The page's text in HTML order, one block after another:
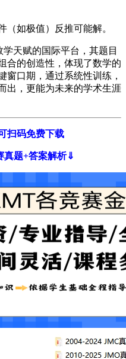
（如极值）反推可能解。
天赋的国际平台，其题目
合的创造性，体现了数学的
窗口期，通过系统性训练，
出，更能为未来的学术生涯
扫码免费下载
真题+答案解析⇓